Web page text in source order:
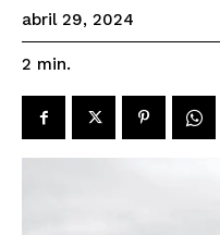
abril 29, 2024
2 min.